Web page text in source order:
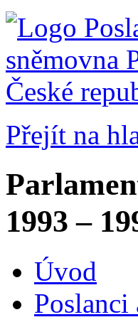
Přejít na
1993 –
Úvod
Poslanci